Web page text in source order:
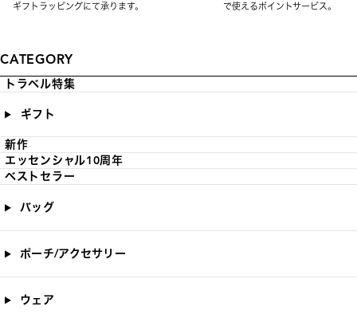
ギフトラッピングにて承ります。
で使えるポイントサービス。
CATEGORY
トラベル特集
ギフト
新作
エッセンシャル10周年
ベストセラー
バッグ
ポーチ/アクセサリー
ウェア